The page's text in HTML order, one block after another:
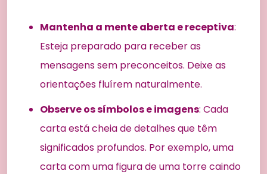
Mantenha a mente aberta e receptiva:
Esteja preparado para receber as
mensagens sem preconceitos. Deixe as
orientações fluírem naturalmente.
Observe os símbolos e imagens: Cada
carta está cheia de detalhes que têm
significados profundos. Por exemplo, uma
carta com uma figura de uma torre caindo